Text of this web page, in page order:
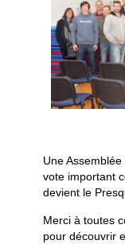
Une
vote important
devient le
Merci à toutes
pour découvrir